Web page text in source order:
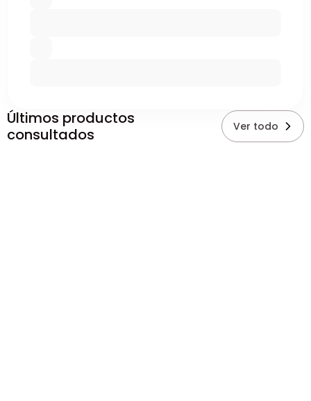
Últimos productos
consultados
Ver todo